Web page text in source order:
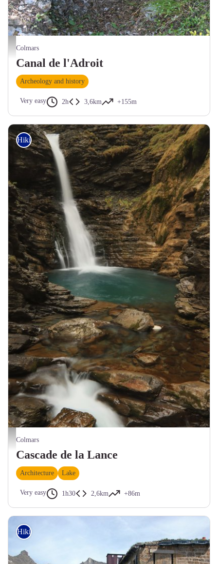
Canal de l'Adroit - LE BOUTEILLER Eric
Colmars
Canal de l'Adroit
Archeology and history
Very easy 2h 3,6km +155m
Cascade de la Lance - S. Roux / PnM
Hiking
Colmars
Cascade de la Lance
Architecture Lake
Very easy 1h30 2,6km +86m
Hiking